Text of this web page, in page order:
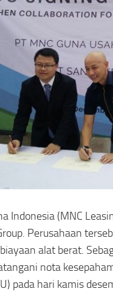
Indonesia (MNC
Perusahaan
alat berat.
nota
pada hari kamis